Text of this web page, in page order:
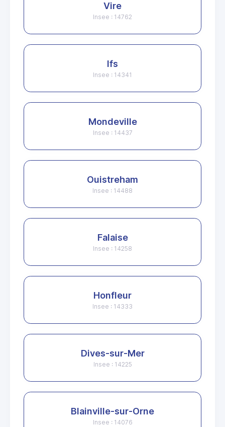
Vire
Insee : 14762
Ifs
Insee : 14341
Mondeville
Insee : 14437
Ouistreham
Insee : 14488
Falaise
Insee : 14258
Honfleur
Insee : 14333
Dives-sur-Mer
Insee : 14225
Blainville-sur-Orne
Insee : 14076